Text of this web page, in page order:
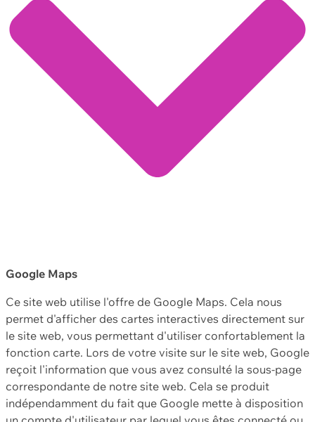
Google Maps
Ce site web utilise l'offre de Google Maps. Cela nous
permet d'afficher des cartes interactives directement sur
le site web, vous permettant d'utiliser confortablement la
fonction carte. Lors de votre visite sur le site web, Google
reçoit l'information que vous avez consulté la sous-page
correspondante de notre site web. Cela se produit
indépendamment du fait que Google mette à disposition